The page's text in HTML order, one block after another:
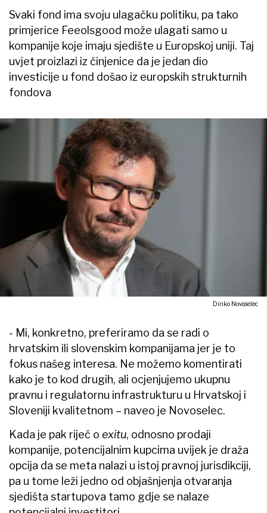
Svaki fond ima svoju ulagačku politiku, pa tako
primjerice Feeolsgood može ulagati samo u
kompanije koje imaju sjedište u Europskoj uniji. Taj
uvjet proizlazi iz činjenice da je jedan dio
investicije u fond došao iz europskih strukturnih
fondova
Dinko Novoselec
- Mi, konkretno, preferiramo da se radi o
hrvatskim ili slovenskim kompanijama jer je to
fokus našeg interesa. Ne možemo komentirati
kako je to kod drugih, ali ocjenjujemo ukupnu
pravnu i regulatornu infrastrukturu u Hrvatskoj i
Sloveniji kvalitetnom – naveo je Novoselec.
Kada je pak riječ o exitu, odnosno prodaji
kompanije, potencijalnim kupcima uvijek je draža
opcija da se meta nalazi u istoj pravnoj jurisdikciji,
pa u tome leži jedno od objašnjenja otvaranja
sjedišta startupova tamo gdje se nalaze